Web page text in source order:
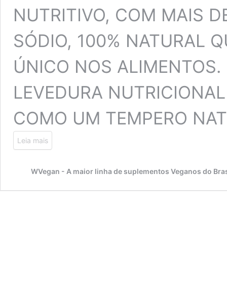
NUTRITIVO, COM MAIS
SÓDIO, 100% NATURAL
ÚNICO NOS
LEVEDURA
COMO UM TEMPERO
Leia mais
WVegan - A maior linha de suplementos Veganos do